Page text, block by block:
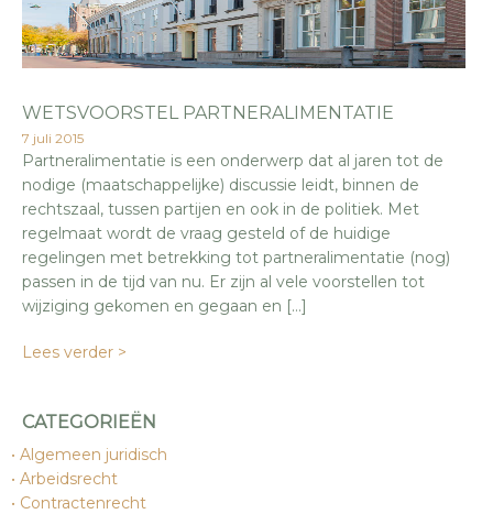
WETSVOORSTEL PARTNERALIMENTATIE
7 juli 2015
Partneralimentatie is een onderwerp dat al jaren tot de
nodige (maatschappelijke) discussie leidt, binnen de
rechtszaal, tussen partijen en ook in de politiek. Met
regelmaat wordt de vraag gesteld of de huidige
regelingen met betrekking tot partneralimentatie (nog)
passen in de tijd van nu. Er zijn al vele voorstellen tot
wijziging gekomen en gegaan en […]
Lees verder >
CATEGORIEËN
Algemeen juridisch
Arbeidsrecht
Contractenrecht